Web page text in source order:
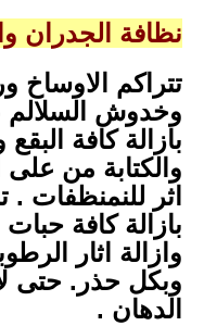
نظافة الجدران
تتراكم الاوساخ
وخدوش السلالم
بازالة كافة
والكتابة من
اثر للنمنظفات
بازالة كافة
وازالة اثار
وبكل حذر. حتى
الدهان .